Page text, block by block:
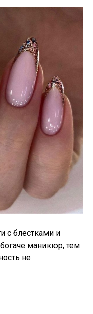
с блестками и
маникюр, тем
не